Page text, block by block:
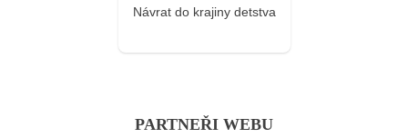
Návrat do krajiny detstva
PARTNEŘI WEBU